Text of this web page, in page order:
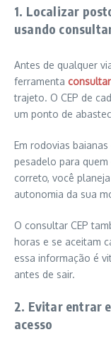
1. Localizar
usando
Antes de qualquer
ferramenta consultar
trajeto. O CEP de
um ponto de
Em rodovias
pesadelo para
correto, você
autonomia da sua
O consultar CEP
horas e se aceitam
essa informação é
antes de sair.
2. Evitar entrar
acesso